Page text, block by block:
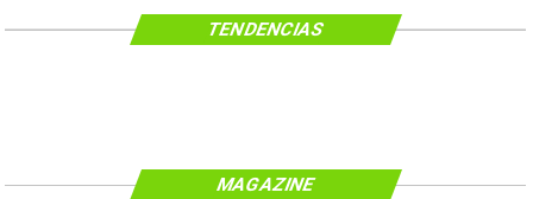
TENDENCIAS
MAGAZINE